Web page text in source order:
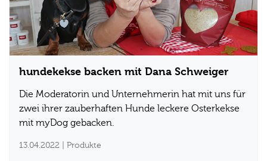
hundekekse backen mit Dana Schweiger
Die Moderatorin und Unternehmerin hat mit uns für
zwei ihrer zauberhaften Hunde leckere Osterkekse
mit myDog gebacken.
13.04.2022 | Produkte